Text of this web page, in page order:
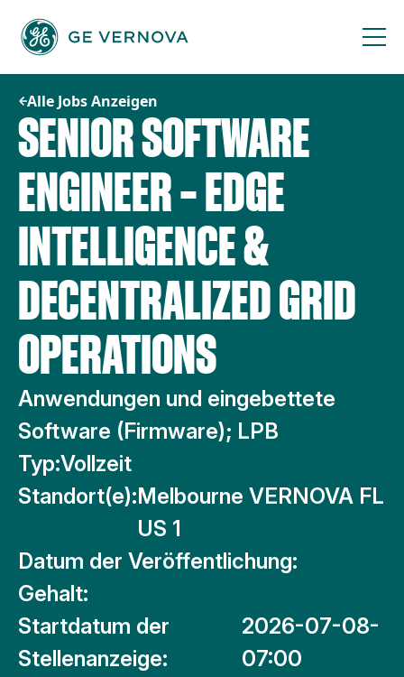
Inhalt
springen
Alle Jobs Anzeigen
SENIOR SOFTWARE
ENGINEER – EDGE
INTELLIGENCE &
DECENTRALIZED GRID
OPERATIONS
Anwendungen und eingebettete
Software (Firmware); LPB
Typ:Vollzeit
Standort(e):Melbourne VERNOVA FL
US 1
Datum der Veröffentlichung:
Gehalt:
Startdatum der
Stellenanzeige:
2026-07-08-
07:00